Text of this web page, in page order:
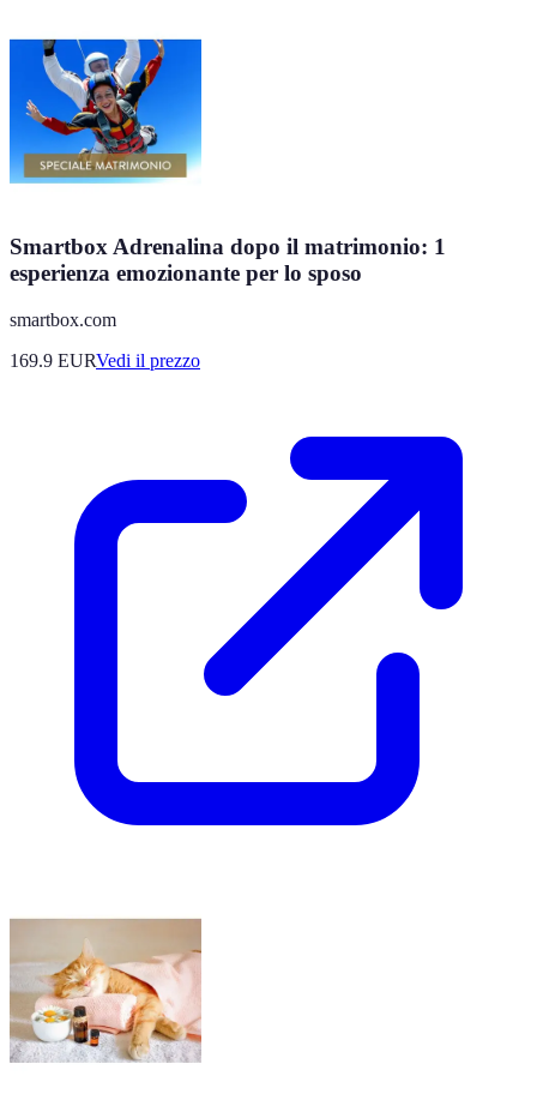
Smartbox Adrenalina dopo il matrimonio: 1
esperienza emozionante per lo sposo
smartbox.com
169.9 EURVedi il prezzo